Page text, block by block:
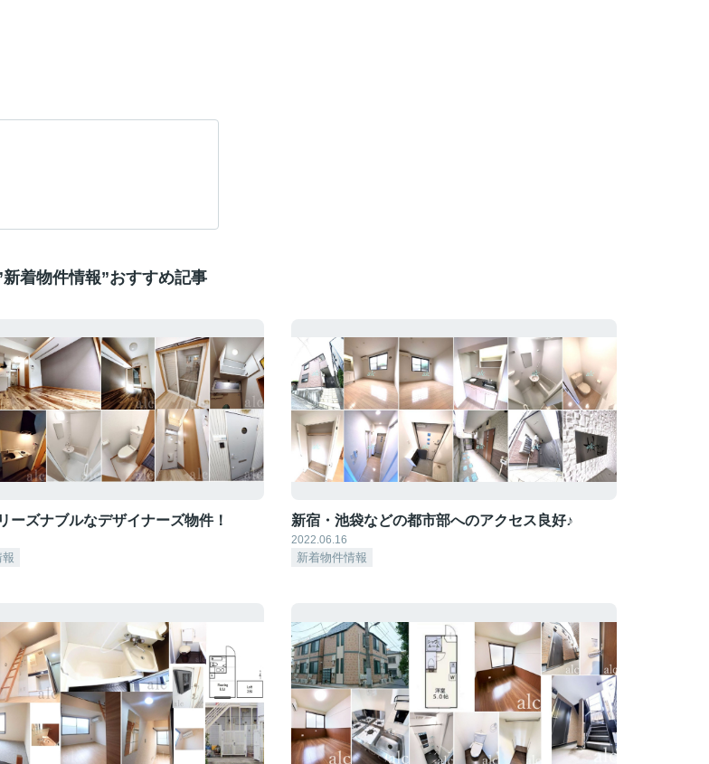
新着物件情報”おすすめ記事
ーズナブルなデザイナーズ物件！
報
新宿・池袋などの都市部へのアクセス良好♪
2022.06.16
新着物件情報